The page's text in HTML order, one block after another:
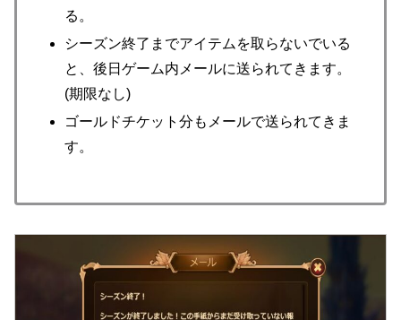
る。
シーズン終了までアイテムを取らないでいる
と、後日ゲーム内メールに送られてきます。
(期限なし)
ゴールドチケット分もメールで送られてきま
す。